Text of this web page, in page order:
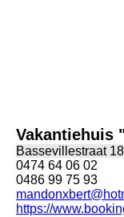
Vakantiehuis
Bassevillestraat
0474 64 06 02
0486 99 75 93
https://